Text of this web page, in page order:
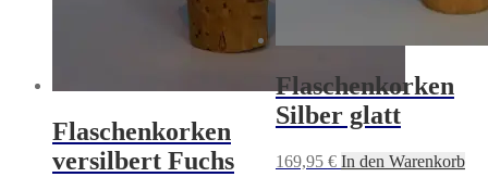
Flaschenkorken
versilbert Fuchs
Flaschenkorken
Silber glatt
169,95 € In den Warenkorb